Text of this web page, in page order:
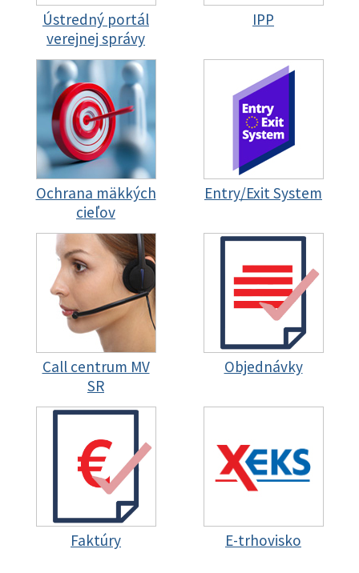
Ústredný portál
verejnej správy
IPP
Ochrana mäkkých
cieľov
Entry/Exit System
Call centrum MV
SR
Objednávky
Faktúry E-trhovisko